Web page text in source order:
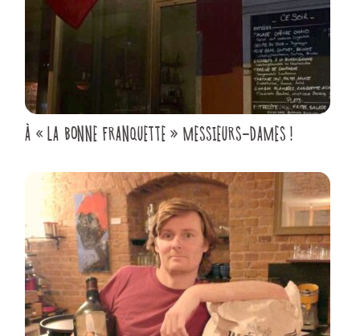
À « LA BONNE FRANQUETTE » MESSIEURS-DAMES !